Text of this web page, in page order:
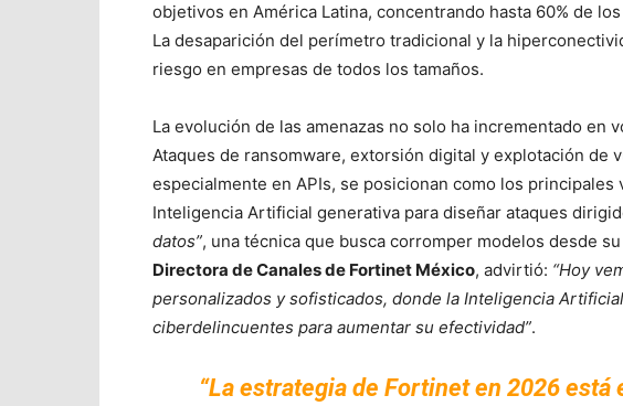
objetivos en América Latina, concentrando hasta 60% de
La desaparición del perímetro tradicional y la
riesgo en empresas de todos los tamaños.
La evolución de las amenazas no solo ha incrementado en
Ataques de ransomware, extorsión digital y explotación de
especialmente en APIs, se posicionan como los principales
Inteligencia Artificial generativa para diseñar ataques
datos”, una técnica que busca corromper modelos desde
Directora de Canales de Fortinet México, advirtió: “Hoy
personalizados y sofisticados, donde la Inteligencia
ciberdelincuentes para aumentar su efectividad”.
“La estrategia de Fortinet en 2026